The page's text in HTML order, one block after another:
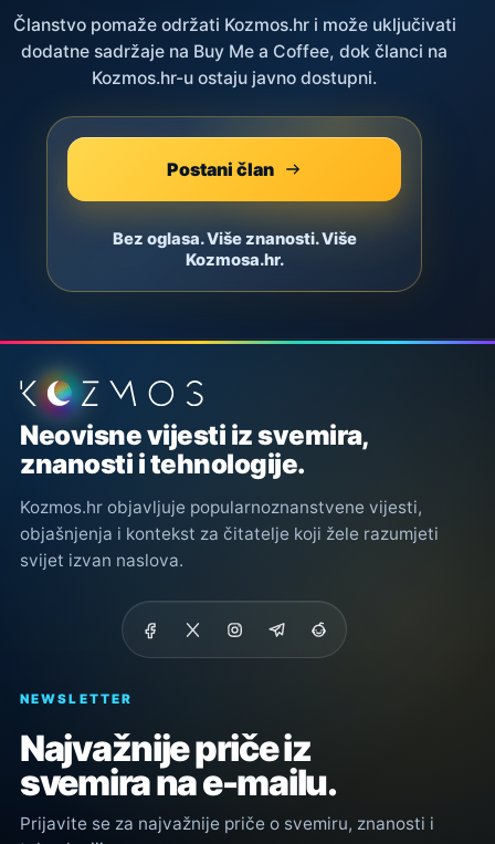
Članstvo pomaže održati Kozmos.hr i može uključivati
dodatne sadržaje na Buy Me a Coffee, dok članci na
Kozmos.hr-u ostaju javno dostupni.
Postani član
Bez oglasa. Više znanosti. Više
Kozmosa.hr.
Podnožje stranice
Neovisne vijesti iz svemira,
znanosti i tehnologije.
Kozmos.hr objavljuje popularnoznanstvene vijesti,
objašnjenja i kontekst za čitatelje koji žele razumjeti
svijet izvan naslova.
NEWSLETTER
Najvažnije priče iz
svemira na e-mailu.
Prijavite se za najvažnije priče o svemiru, znanosti i